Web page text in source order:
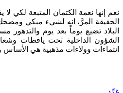
نعم إنها نعمة الكتمان المتبعة لكي
الحقيقة المرَّ، انه لشيء مبكي
البلاد تضيع يوماً بعد يوم
الشؤون الداخلية تحت يافطات
انتماءات وولاءات مذهبية هي
غرِّد